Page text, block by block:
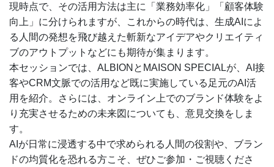
現時点で、その活用方法は主に「業務効率化」「顧客体験
向上」に分けられますが、これからの時代は、生成AIによ
る人間の発想を飛び越えた斬新なアイデアやクリエイティ
ブのアウトプットなどにも期待が集まります。
本セッションでは、ALBIONとMAISON SPECIALが、AI接
客やCRM文脈での活用など既に実施している足元のAI活
用を紹介。さらには、オンライン上でのブランド体験をよ
り充実させるための未来図についても、意見交換をしま
す。
AIが日常に浸透する中で求められる人間の役割や、ブラン
ドの均質化を恐れる方こそ、ぜひご参加・ご視聴くださ